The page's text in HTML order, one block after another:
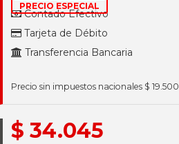
PRECIO ESPECIAL
Contado Efectivo
Tarjeta de Débito
Transferencia Bancaria
Precio sin impuestos nacionales $ 19.500
$ 34.045